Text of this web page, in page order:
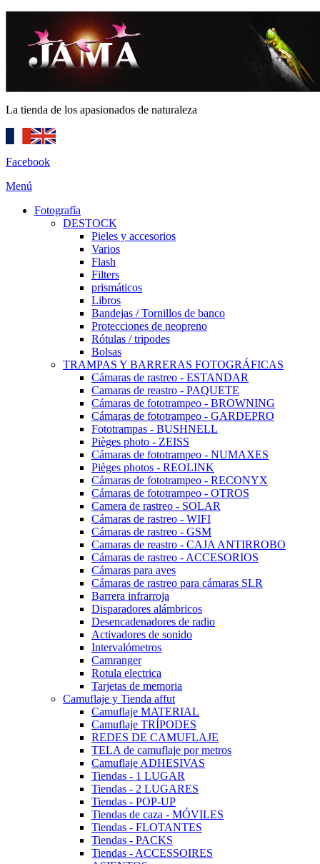
La tienda de los apasionados de naturaleza
Facebook
Menú
Fotografía
DESTOCK
Pieles y accesorios
Varios
Flash
Filters
prismáticos
Libros
Bandejas / Tornillos de banco
Protecciones de neopreno
Rótulas / tripodes
Bolsas
TRAMPAS Y BARRERAS FOTOGRÁFICAS
Cámaras de rastreo - ESTANDAR
Camaras de reastro - PAQUETE
Cámaras de fototrampeo - BROWNING
Cámaras de fototrampeo - GARDEPRO
Fototrampas - BUSHNELL
Pièges photo - ZEISS
Cámaras de fototrampeo - NUMAXES
Pièges photos - REOLINK
Cámaras de fototrampeo - RECONYX
Cámaras de fototrampeo - OTROS
Camera de rastreo - SOLAR
Cámaras de rastreo - WIFI
Cámaras de rastreo - GSM
Camaras de reastro - CAJA ANTIRROBO
Cámaras de rastreo - ACCESORIOS
Cámaras para aves
Cámaras de rastreo para cámaras SLR
Barrera infrarroja
Disparadores alámbricos
Desencadenadores de radio
Activadores de sonido
Intervalómetros
Camranger
Rotula electrica
Tarjetas de memoria
Camuflaje y Tienda affut
Camuflaje MATERIAL
Camuflaje TRÍPODES
REDES DE CAMUFLAJE
TELA de camuflaje por metros
Camuflaje ADHESIVAS
Tiendas - 1 LUGAR
Tiendas - 2 LUGARES
Tiendas - POP-UP
Tiendas de caza - MÓVILES
Tiendas - FLOTANTES
Tiendas - PACKS
Tiendas - ACCESSOIRES